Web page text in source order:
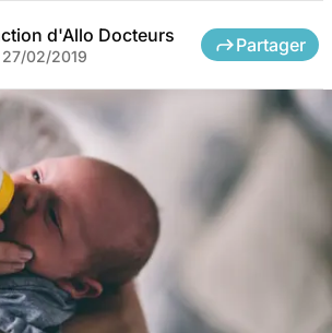
d'Allo Docteurs
27/02/2019
Partager